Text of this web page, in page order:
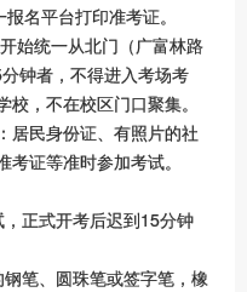
名平台打印准考证。
始统一从北门（广富林路
钟者，不得进入考场考
，不在校区门口聚集。
居民身份证、有照片的社
证等准时参加考试。
正式开考后迟到15分钟
笔、圆珠笔或签字笔，橡